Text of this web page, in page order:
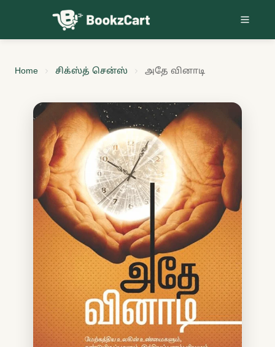
Skip to content
Home சிக்ஸ்த் சென்ஸ் அதே வினாடி